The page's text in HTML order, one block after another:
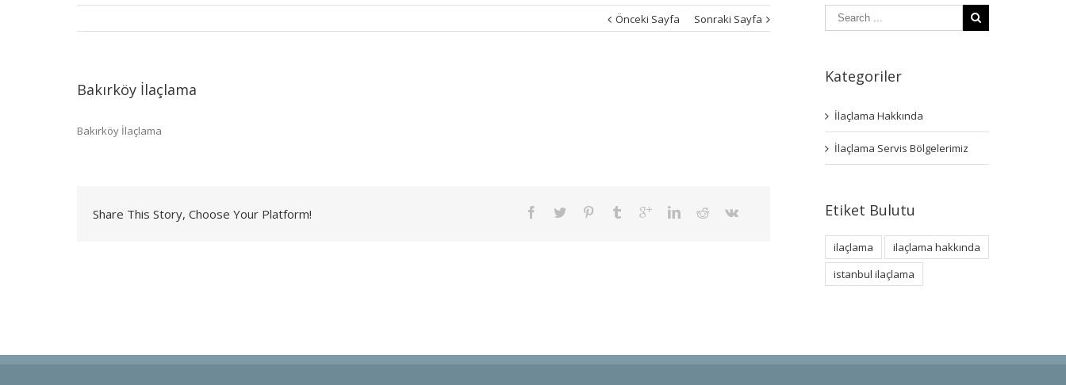
Önceki Sayfa Sonraki Sayfa
Bakırköy İlaçlama
Bakırköy İlaçlama
Share This Story, Choose Your Platform!
Kategoriler
İlaçlama Hakkında
İlaçlama Servis Bölgelerimiz
Etiket Bulutu
ilaçlama
ilaçlama hakkında
istanbul ilaçlama